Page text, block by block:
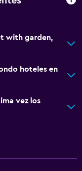
with garden,
hoteles en
vez los